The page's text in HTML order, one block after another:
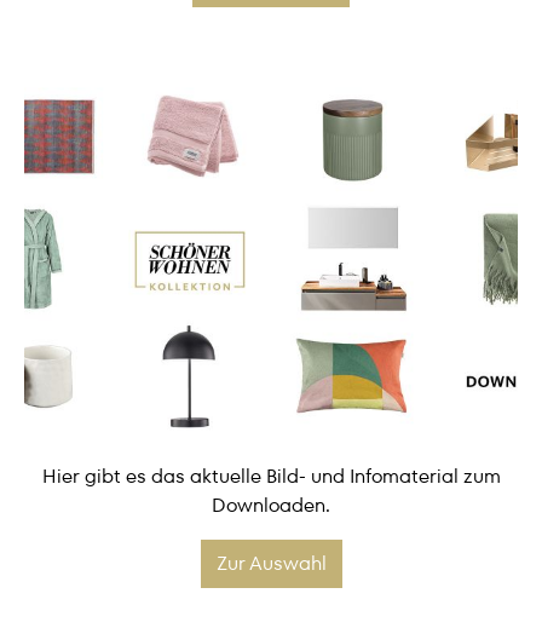
Hier gibt es das aktuelle Bild- und Infomaterial zum
Downloaden.
Zur Auswahl